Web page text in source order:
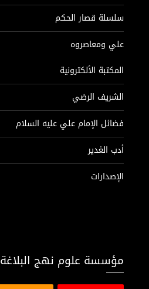
سلسلة قصار الحكم
علي ومعاصروه
المكتبة الألكترونية
الشريف الرضي
فضائل الإمام علي عليه السلام
أدب الغدير
الإصدارات
مؤسسة علوم نهج البلاغة